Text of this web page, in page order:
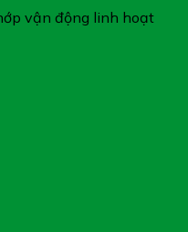
vận động linh hoạt